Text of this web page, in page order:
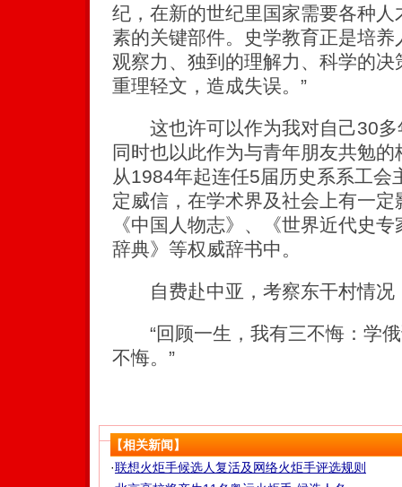
纪，在新的世纪里国家需要各种
素的关键部件。史学教育正是培
观察力、独到的理解力、科学的
重理轻文，造成失误。”
这也许可以作为我对自己30多
同时也以此作为与青年朋友共勉
从1984年起连任5届历史系系工会
定威信，在学术界及社会上有一
《中国人物志》、《世界近代史
辞典》等权威辞书中。
自费赴中亚，考察东干村情况
“回顾一生，我有三不悔：学俄
不悔。”
【相关新闻】
·联想火炬手候选人复活及网络火炬手评选规则